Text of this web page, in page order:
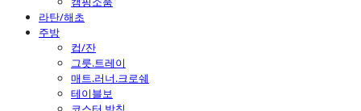
라탄/해초
주방
컵/잔
그릇.트레이
매트.러너.크로쉐
테이블보